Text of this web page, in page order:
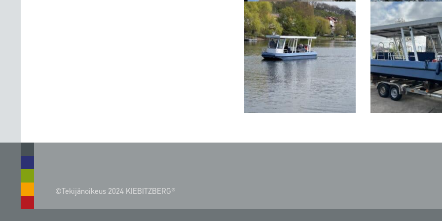
©Tekijänoikeus 2024 KIEBITZBERG®